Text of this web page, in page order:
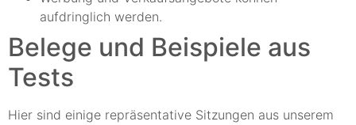
aufdringlich werden.
Belege und Beispiele aus
Tests
Hier sind einige repräsentative Sitzungen aus unserem